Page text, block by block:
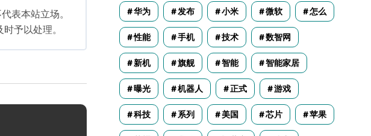
表本站立场。
予以处理。
华为 发布 小米 微软 怎么
性能 手机 技术 数智网
新机 旗舰 智能 智能家居
曝光 机器人 正式 游戏
科技 系列 美国 芯片 苹果